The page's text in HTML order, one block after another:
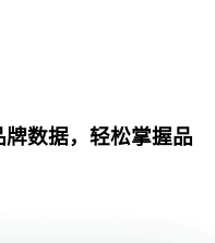
数据，轻松掌握品